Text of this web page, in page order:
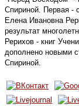
Спириной. Первая -
Елена Ивановна
результат
Рерихов - книг
дополнено новыми
Спириной.